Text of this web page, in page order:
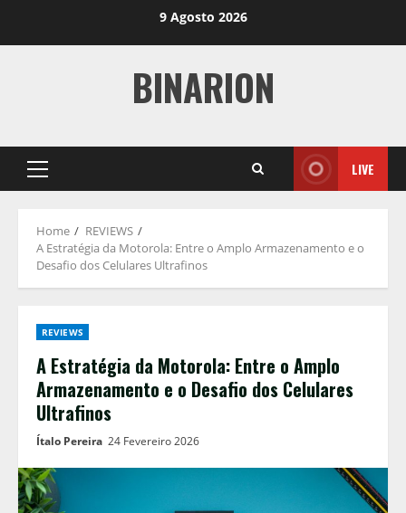
9 Agosto 2026
BINARION
Primary
Menu
LIVE
Home
REVIEWS
A Estratégia da Motorola: Entre o Amplo Armazenamento e o
Desafio dos Celulares Ultrafinos
REVIEWS
A Estratégia da Motorola: Entre o Amplo
Armazenamento e o Desafio dos Celulares
Ultrafinos
Ítalo Pereira 24 Fevereiro 2026